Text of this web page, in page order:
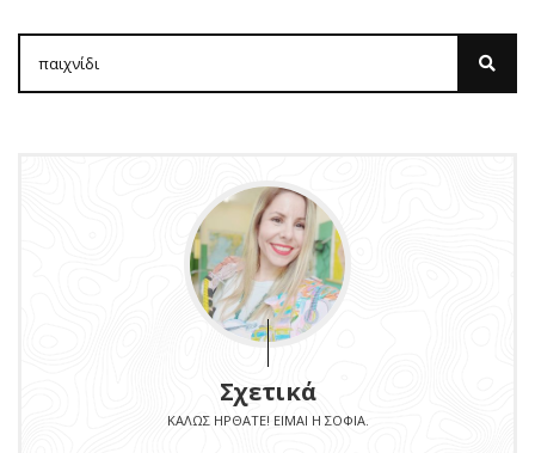
Σχετικά
ΚΑΛΏΣ ΉΡΘΑΤΕ! ΕΊΜΑΙ Η ΣΟΦΊΑ.